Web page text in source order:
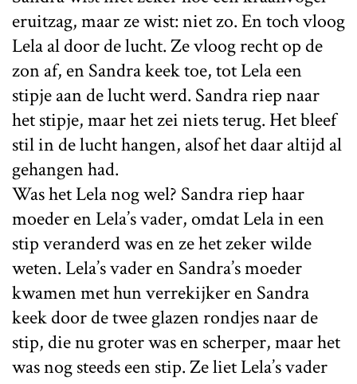
eruitzag, maar ze wist: niet zo. En toch vloog
Lela al door de lucht. Ze vloog recht op de
zon af, en Sandra keek toe, tot Lela een
stipje aan de lucht werd. Sandra riep naar
het stipje, maar het zei niets terug. Het bleef
stil in de lucht hangen, alsof het daar altijd al
gehangen had.
Was het Lela nog wel? Sandra riep haar
moeder en Lela’s vader, omdat Lela in een
stip veranderd was en ze het zeker wilde
weten. Lela’s vader en Sandra’s moeder
kwamen met hun verrekijker en Sandra
keek door de twee glazen rondjes naar de
stip, die nu groter was en scherper, maar het
was nog steeds een stip. Ze liet Lela’s vader